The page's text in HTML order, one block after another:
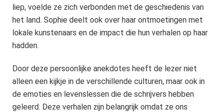
liep, voelde ze zich verbonden met de geschiedenis van
het land. Sophie deelt ook over haar ontmoetingen met
lokale kunstenaars en de impact die hun verhalen op haar
hadden.
Door deze persoonlijke anekdotes heeft de lezer niet
alleen een kijkje in de verschillende culturen, maar ook in
de emoties en levenslessen die de schrijvers hebben
geleerd. Deze verhalen zijn belangrijk omdat ze ons